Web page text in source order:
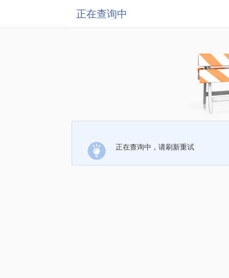
正在查询中
正在查询中，请刷新重试